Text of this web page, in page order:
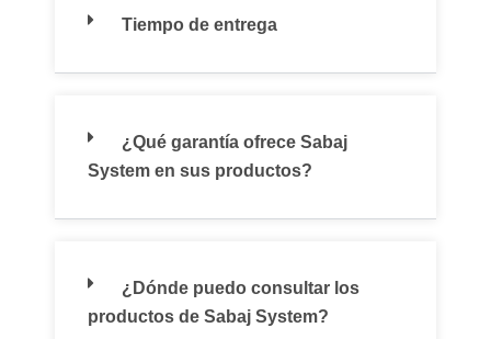
Tiempo de entrega
¿Qué garantía ofrece Sabaj
System en sus productos?
¿Dónde puedo consultar los
productos de Sabaj System?